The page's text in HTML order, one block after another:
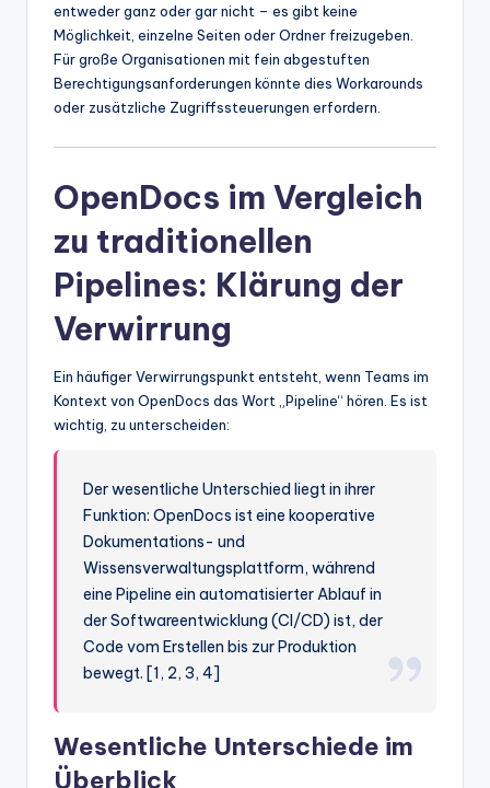
entweder ganz oder gar nicht – es gibt keine
Möglichkeit, einzelne Seiten oder Ordner freizugeben.
Für große Organisationen mit fein abgestuften
Berechtigungsanforderungen könnte dies Workarounds
oder zusätzliche Zugriffssteuerungen erfordern.
OpenDocs im Vergleich
zu traditionellen
Pipelines: Klärung der
Verwirrung
Ein häufiger Verwirrungspunkt entsteht, wenn Teams im
Kontext von OpenDocs das Wort „Pipeline“ hören. Es ist
wichtig, zu unterscheiden:
Der wesentliche Unterschied liegt in ihrer
Funktion: OpenDocs ist eine kooperative
Dokumentations- und
Wissensverwaltungsplattform, während
eine Pipeline ein automatisierter Ablauf in
der Softwareentwicklung (CI/CD) ist, der
Code vom Erstellen bis zur Produktion
bewegt. [1, 2, 3, 4]
Wesentliche Unterschiede im
Überblick